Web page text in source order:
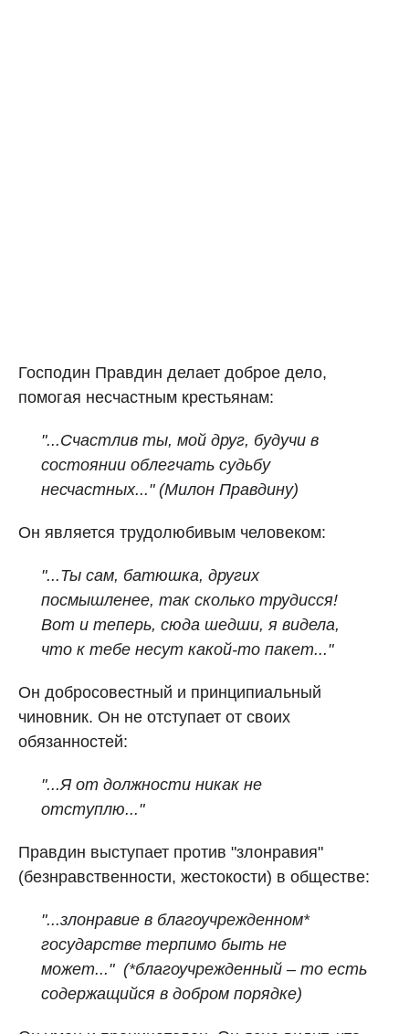
Господин Правдин делает доброе дело,
помогая несчастным крестьянам:
"...Счастлив ты, мой друг, будучи в
состоянии облегчать судьбу
несчастных..." (Милон Правдину)
Он является трудолюбивым человеком:
"...Ты сам, батюшка, других
посмышленее, так сколько трудисся!
Вот и теперь, сюда шедши, я видела,
что к тебе несут какой-то пакет..."
Он добросовестный и принципиальный
чиновник. Он не отступает от своих
обязанностей:
"...Я от должности никак не
отступлю..."
Правдин выступает против "злонравия"
(безнравственности, жестокости) в обществе:
"...злонравие в благоучрежденном*
государстве терпимо быть не
может..." (*благоучрежденный – то есть
содержащийся в добром порядке)